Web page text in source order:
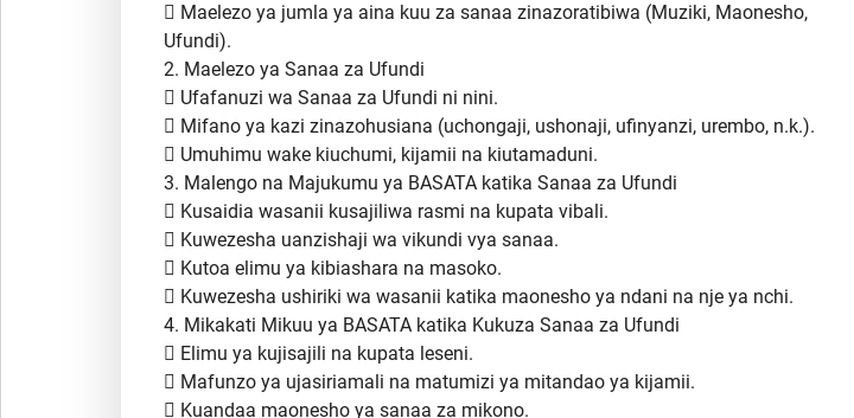
 Maelezo ya jumla ya aina kuu za sanaa zinazoratibiwa (Muziki, Maonesho,
Ufundi).
2. Maelezo ya Sanaa za Ufundi
 Ufafanuzi wa Sanaa za Ufundi ni nini.
 Mifano ya kazi zinazohusiana (uchongaji, ushonaji, ufinyanzi, urembo, n.k.).
 Umuhimu wake kiuchumi, kijamii na kiutamaduni.
3. Malengo na Majukumu ya BASATA katika Sanaa za Ufundi
 Kusaidia wasanii kusajiliwa rasmi na kupata vibali.
 Kuwezesha uanzishaji wa vikundi vya sanaa.
 Kutoa elimu ya kibiashara na masoko.
 Kuwezesha ushiriki wa wasanii katika maonesho ya ndani na nje ya nchi.
4. Mikakati Mikuu ya BASATA katika Kukuza Sanaa za Ufundi
 Elimu ya kujisajili na kupata leseni.
 Mafunzo ya ujasiriamali na matumizi ya mitandao ya kijamii.
 Kuandaa maonesho ya sanaa za mikono.